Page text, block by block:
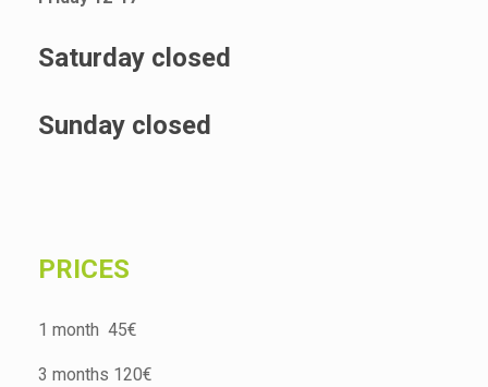
Saturday closed
Sunday closed
PRICES
1 month 45€
3 months 120€